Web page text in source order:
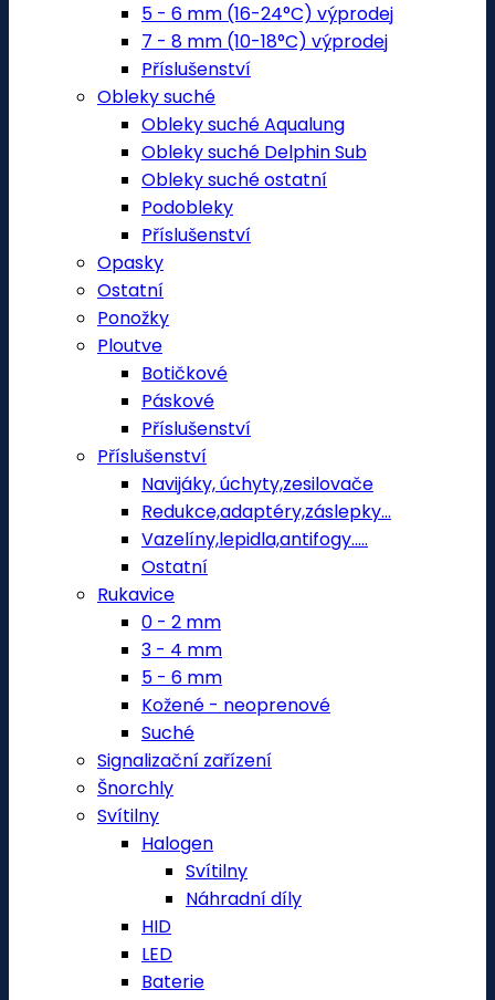
5 - 6 mm (16-24°C) výprodej
7 - 8 mm (10-18°C) výprodej
Příslušenství
Obleky suché
Obleky suché Aqualung
Obleky suché Delphin Sub
Obleky suché ostatní
Podobleky
Příslušenství
Opasky
Ostatní
Ponožky
Ploutve
Botičkové
Páskové
Příslušenství
Příslušenství
Navijáky, úchyty,zesilovače
Redukce,adaptéry,záslepky...
Vazelíny,lepidla,antifogy.....
Ostatní
Rukavice
0 - 2 mm
3 - 4 mm
5 - 6 mm
Kožené - neoprenové
Suché
Signalizační zařízení
Šnorchly
Svítilny
Halogen
Svítilny
Náhradní díly
HID
LED
Baterie